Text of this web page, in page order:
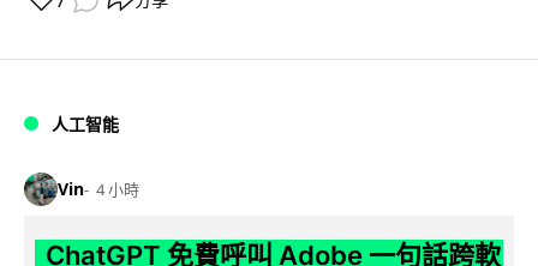
人工智能
Vin 4 小時
ChatGPT 免費呼叫 Adobe 一句話跨軟